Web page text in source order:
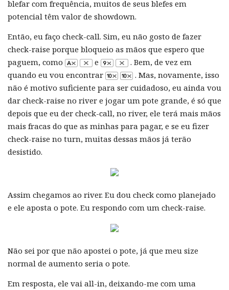
blefar com frequência, muitos de seus blefes em
potencial têm valor de showdown.
Então, eu faço check-call. Sim, eu não gosto de fazer
check-raise porque bloqueio as mãos que espero que
paguem, como
e
. Bem, de vez em
quando eu vou encontrar
. Mas, novamente, isso
não é motivo suficiente para ser cuidadoso, eu ainda vou
dar check-raise no river e jogar um pote grande, é só que
depois que eu der check-call, no river, ele terá mais mãos
mais fracas do que as minhas para pagar, e se eu fizer
check-raise no turn, muitas dessas mãos já terão
desistido.
Assim chegamos ao river. Eu dou check como planejado
e ele aposta o pote. Eu respondo com um check-raise.
Não sei por que não apostei o pote, já que meu size
normal de aumento seria o pote.
Em resposta, ele vai all-in, deixando-me com uma